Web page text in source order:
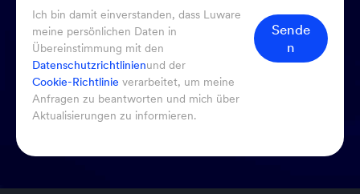
Ich bin damit einverstanden, dass Luware
meine persönlichen Daten in
Übereinstimmung mit den
Datenschutzrichtlinienund der
Cookie-Richtlinie verarbeitet, um meine
Anfragen zu beantworten und mich über
Aktualisierungen zu informieren.
Sende
n